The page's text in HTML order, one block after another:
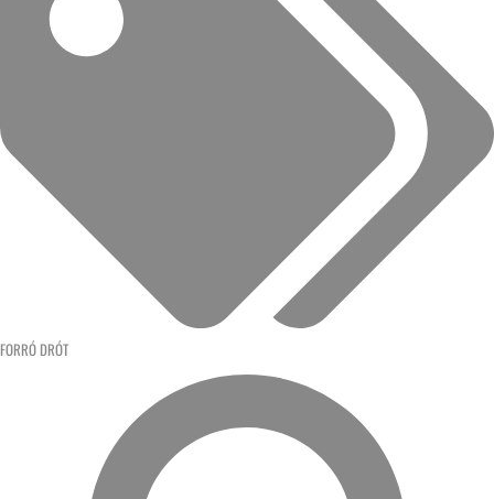
FORRÓ DRÓT